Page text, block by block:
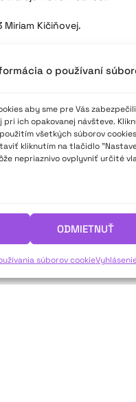
o používaní
aby sme pre Vás
ich opakovanej návšteve.
všetkých súborov
kliknutím na tlačidlo
nepriaznivo ovplyvniť určité
ODMIETNUŤ
súborov cookie
Kičiňovej.